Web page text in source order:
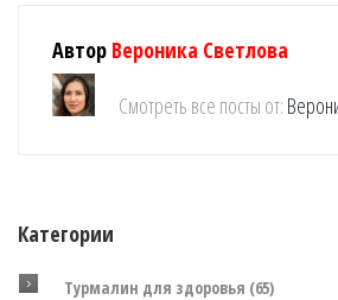
Автор Вероника Светлова
Смотреть все посты от:
Категории
Турмалин для здоровья (65)